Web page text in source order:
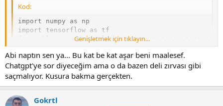
Kod:
import numpy as np
import tensorflow as tf
from sklearn.model_selection import
import joblib
np.random.seed(42)
X = np.random.rand(1000, 1)
X_train, X_test, y_train, y_test =
Genişletmek için tıklayın...
Abi naptın sen ya... Bu kat be kat aşar beni maalesef.
Chatgpt'ye sor diyeceğim ama o da bazen deli zırvası gibi
saçmalıyor. Kusura bakma gerçekten.
Gokrtl